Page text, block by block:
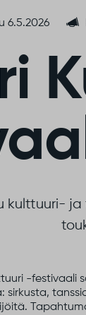
6.5.2026
kulttuuri-
-festivaali